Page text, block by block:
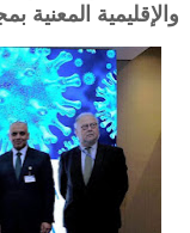
والإقليمية المعنية